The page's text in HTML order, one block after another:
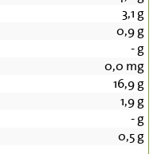
3,1 g
0,9g
-g
0,0 mg
16,9g
1,9g
-g
0,5g